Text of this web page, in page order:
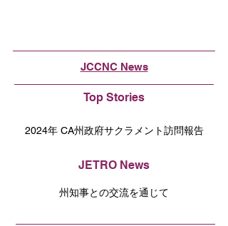
JCCNC News
Top Stories
JETRO News
州知事との交流を通じて
2024年 CA州政府サクラメント訪問報告